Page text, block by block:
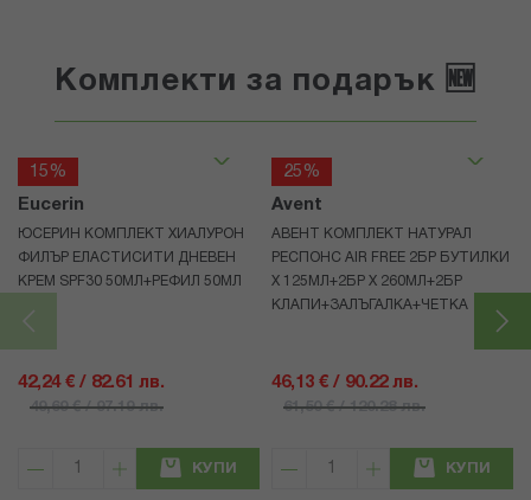
Комплекти за подарък 🆕
15%
Eucerin
ЮСЕРИН КОМПЛЕКТ ХИАЛУРОН
ФИЛЪР ЕЛАСТИСИТИ ДНЕВЕН
КРЕМ SPF30 50МЛ+РЕФИЛ 50МЛ
42,24 € / 82.61 лв.
49,69 € / 97.19 лв.
КУПИ
25%
Avent
АВЕНТ КОМПЛЕКТ НАТУРАЛ
РЕСПОНС AIR FREE 2БР БУТИЛКИ
Х 125МЛ+2БР Х 260МЛ+2БР
КЛАПИ+ЗАЛЪГАЛКА+ЧЕТКА
46,13 € / 90.22 лв.
61,50 € / 120.28 лв.
КУПИ